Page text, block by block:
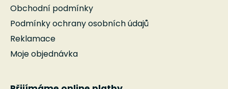
Obchodní podmínky
Podmínky ochrany osobních údajů
Reklamace
Moje objednávka